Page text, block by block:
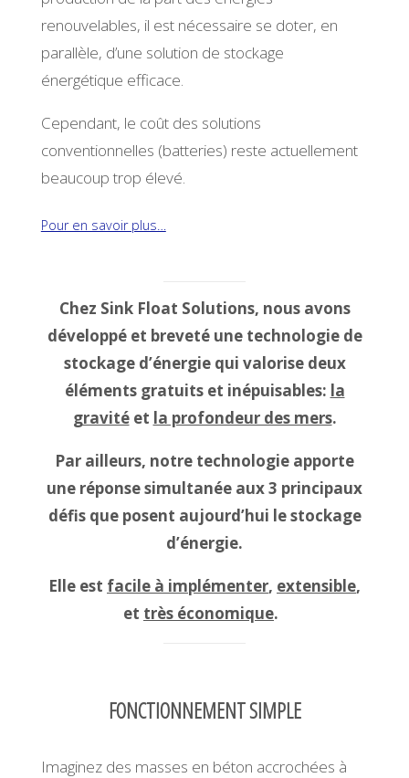
renouvelables, il est nécessaire se doter, en
parallèle, d’une solution de stockage
énergétique efficace.
Cependant, le coût des solutions
conventionnelles (batteries) reste actuellement
beaucoup trop élevé.
Dans le cas du développement d’un mix énergétique
transfert d’énergie par pompage (les « barrages
inversés ») ont également un coût trop élevé mais,
surtout, elles ne peuvent être implantées que dans
certaines zones montagneuses.
Et, les autres solutions de stockage proposées
aujourd’hui (volants d’inertie, air comprimé,
hydrogène, batteries au graphène ou à flux,…) sont
encore plus coûteuses.
Pour en savoir plus…
Chez Sink Float Solutions, nous avons
développé et breveté une technologie de
stockage d’énergie qui valorise deux
éléments gratuits et inépuisables: la
gravitéet la profondeur des mers.
Par ailleurs, notre technologie apporte
une réponse simultanée aux 3 principaux
défis que posent aujourd’hui le stockage
d’énergie.
Elle est facile à implémenter, extensible,
et très économique.
FONCTIONNEMENT SIMPLE
Imaginez des masses en béton accrochées à